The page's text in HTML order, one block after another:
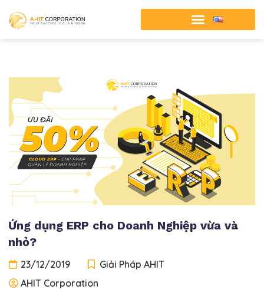
Ứng dụng ERP cho Doanh Nghiệp vừa và
nhỏ?
23/12/2019
Giải Pháp AHIT
AHIT Corporation